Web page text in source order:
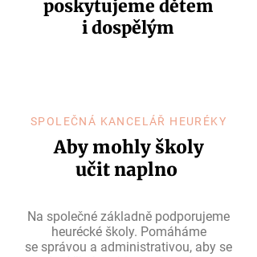
poskytujeme dětem
i dospělým
SPOLEČNÁ KANCELÁŘ HEURÉKY
Aby mohly školy
učit naplno
Na společné základně podporujeme
heurécké školy. Pomáháme
se správou a administrativou, aby se